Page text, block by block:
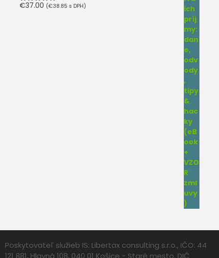
Hodnotenie
€37.00 (€38.85 s DPH)
Poskytovateľ služieb IS: Libertax consulting s.r.o., IČO: 44
121 881, Hlavná 108, 040 01 Košice - Staré mesto, DIČ